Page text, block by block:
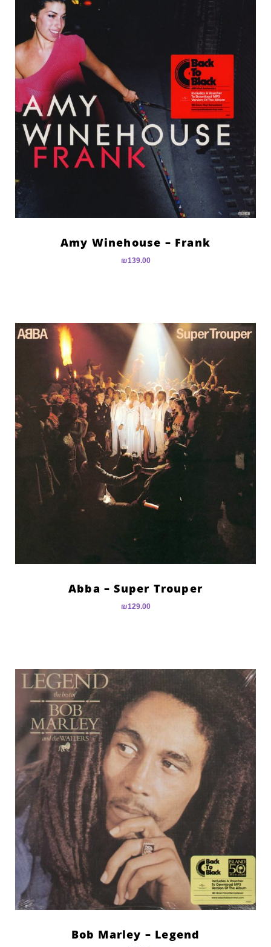
Amy Winehouse – Frank
₪139.00
Abba – Super Trouper
₪129.00
Bob Marley – Legend